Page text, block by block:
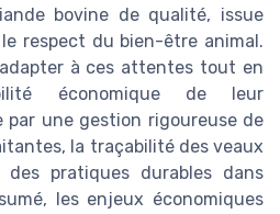
bovine de qualité, issue
le respect du bien-être animal.
à ces attentes tout en
économique de leur
par une gestion rigoureuse de
la traçabilité des veaux
pratiques durables dans
les enjeux économiques